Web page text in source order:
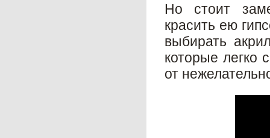
Но стоит
красить ею
выбирать
которые легко
от